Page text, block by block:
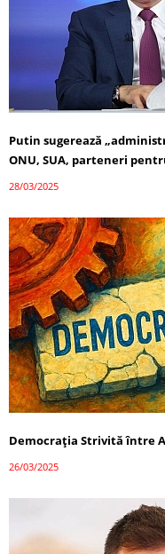
Putin sugerează
ONU, SUA, parteneri
28/03/2025
Democrația Strivită între
26/03/2025